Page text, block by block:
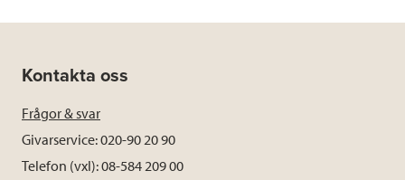
Kontakta oss
Frågor & svar
Givarservice: 020-90 20 90
Telefon (vxl): 08-584 209 00